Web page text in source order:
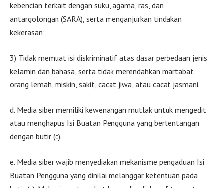
kebencian terkait dengan suku, agama, ras, dan
antargolongan (SARA), serta menganjurkan tindakan
kekerasan;
3) Tidak memuat isi diskriminatif atas dasar perbedaan jenis
kelamin dan bahasa, serta tidak merendahkan martabat
orang lemah, miskin, sakit, cacat jiwa, atau cacat jasmani.
d. Media siber memiliki kewenangan mutlak untuk mengedit
atau menghapus Isi Buatan Pengguna yang bertentangan
dengan butir (c).
e. Media siber wajib menyediakan mekanisme pengaduan Isi
Buatan Pengguna yang dinilai melanggar ketentuan pada